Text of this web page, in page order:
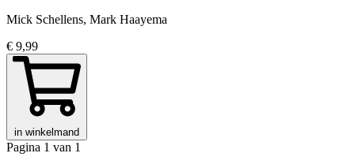
Mick Schellens, Mark Haayema
€ 9,99
in winkelmand
Pagina 1 van 1